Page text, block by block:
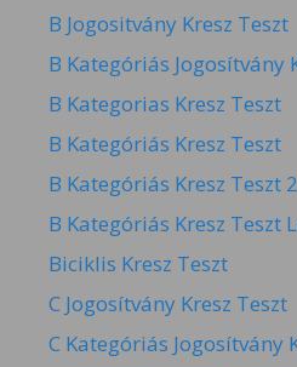
B Jogositvány Kresz Teszt
B Kategóriás Jogosítvány
B Kategorias Kresz Teszt
B Kategóriás Kresz Teszt
B Kategóriás Kresz Teszt
B Kategóriás Kresz Teszt
Biciklis Kresz Teszt
C Jogosítvány Kresz Teszt
C Kategóriás Jogosítvány